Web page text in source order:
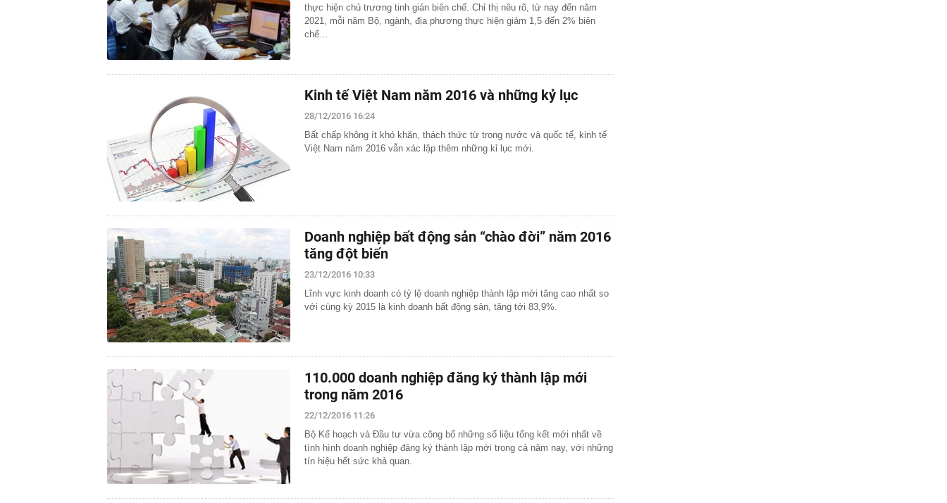
thực hiện chủ trương tinh giản biên chế. Chỉ thị nêu rõ, từ nay đến năm
2021, mỗi năm Bộ, ngành, địa phương thực hiện giảm 1,5 đến 2% biên
chế…
Kinh tế Việt Nam năm 2016 và những kỷ lục
28/12/2016 16:24
Bất chấp không ít khó khăn, thách thức từ trong nước và quốc tế, kinh tế
Việt Nam năm 2016 vẫn xác lập thêm những kỉ lục mới.
Doanh nghiệp bất động sản “chào đời” năm 2016
tăng đột biến
23/12/2016 10:33
Lĩnh vực kinh doanh có tỷ lệ doanh nghiệp thành lập mới tăng cao nhất so
với cùng kỳ 2015 là kinh doanh bất động sản, tăng tới 83,9%.
110.000 doanh nghiệp đăng ký thành lập mới
trong năm 2016
22/12/2016 11:26
Bộ Kế hoạch và Đầu tư vừa công bố những số liệu tổng kết mới nhất về
tình hình doanh nghiệp đăng ký thành lập mới trong cả năm nay, với những
tín hiệu hết sức khả quan.